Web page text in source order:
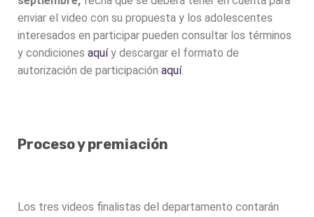
enviar el video con su propuesta y los adolescentes
interesados en participar pueden consultar los términos
y condiciones aquíy descargar el formato de
autorización de participación aquí.
Proceso y premiación
Los tres videos finalistas del departamento contarán